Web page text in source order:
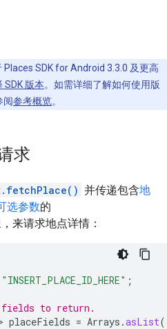
SDK for Android 3.3.0 及更高
SDK 版本。如需详细了解如何使用版
阅参考概览。
求
并传递包含地
选参数的
来请求地点详情：
"INSERT_PLACE_ID_HERE" ;
to return.
placeFields = Arrays .asList(